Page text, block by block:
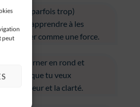
peut
(parfois trop)
tu veux apprendre à les
utiliser comme une force.
de tourner en rond et
ce que tu veux
la douceur et la clarté.